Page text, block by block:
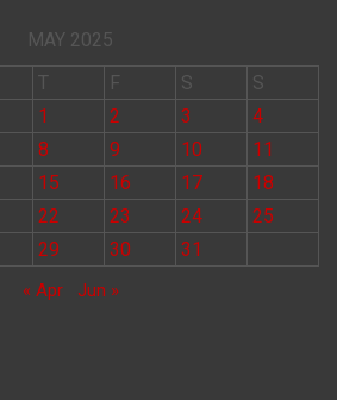
MAY 2025
T F S
S
1
2 3
4
8 9 10
11
15 16 17
18
22 23 24
25
29 30 31
« Apr Jun »